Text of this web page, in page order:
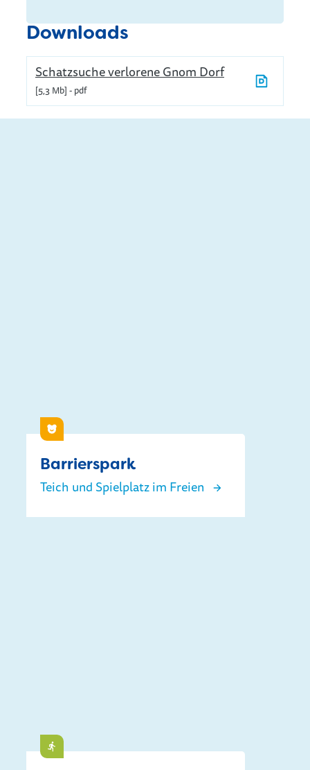
Downloads
Schatzsuche verlorene Gnom Dorf
5,3 Mb pdf
Kinder
Barrierspark
Teich und Spielplatz im Freien
Do